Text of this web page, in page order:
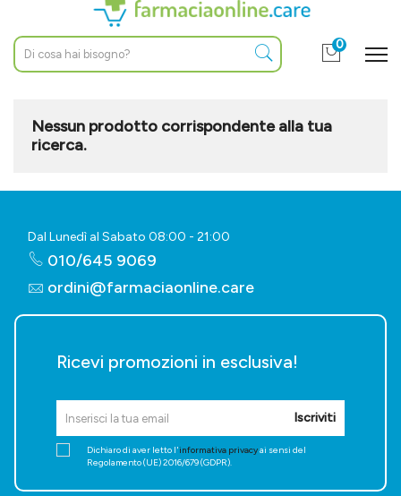
0
Nessun prodotto corrispondente alla tua
ricerca.
Dal Lunedì al Sabato 08:00 - 21:00
010/645 9069
ordini@farmaciaonline.care
Ricevi promozioni in esclusiva!
Iscriviti
Dichiaro di aver letto l'informativa privacyai sensi del
Regolamento (UE) 2016/679 (GDPR).